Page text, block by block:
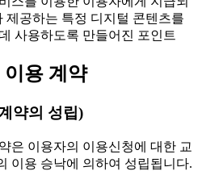
제공하는 특정 디지털 콘텐츠를
사용하도록 만들어진 포인트
이용 계약
약의 성립)
은 이용자의 이용신청에 대한 교
이용 승낙에 의하여 성립됩니다.